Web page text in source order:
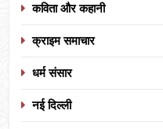
कविता और कहानी
क्राइम समाचार
धर्म संसार
नई दिल्ली